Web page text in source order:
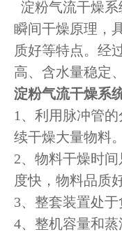
淀粉气流干燥
瞬间干燥原理，
质好等特点。经
高、含水量稳定
淀粉气流干燥系
1、利用脉冲管
续干燥大量物料
2、物料干燥时
度快，物料品质
3、整套装置处
4、整机容量和